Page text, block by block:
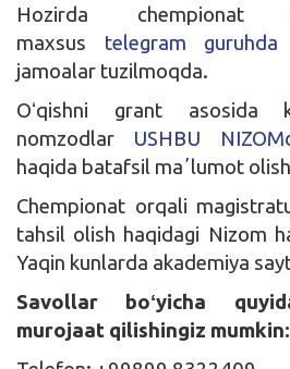
Hozirda chempionat
maxsus telegram guruhda
jamoalar tuzilmoqda.
Oʻqishni grant asosida
nomzodlar USHBU
haqida batafsil maʼlumot
Chempionat orqali
tahsil olish haqidagi Nizom
Yaqin kunlarda akademiya
Savollar boʻyicha
murojaat qilishingiz mumkin: